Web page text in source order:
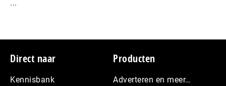
...
Footer
Direct naar
Kennisbank
Producten
Adverteren en meer…